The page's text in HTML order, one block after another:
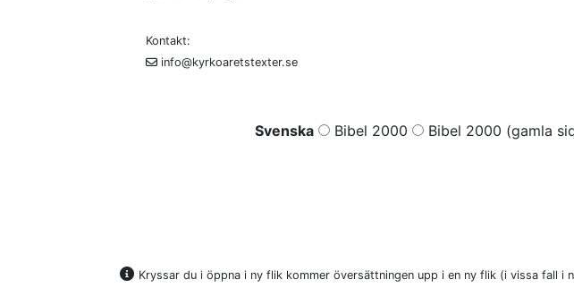
Kontakt:
info@kyrkoaretstexter.se
Svenska Bibel 2000 Bibel 2000 (gamla
Kryssar du i öppna i ny flik kommer översättningen upp i en ny flik (i vissa fall